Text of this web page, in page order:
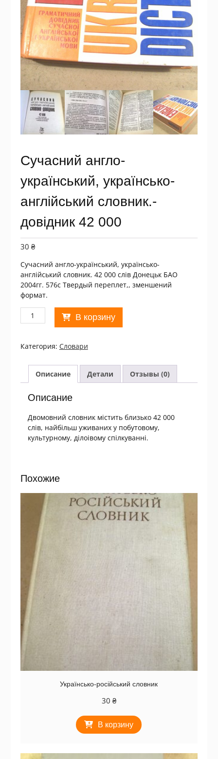
Сучасний англо-
український, українсько-
англійський словник.-
довідник 42 000
30 ₴
Сучасний англо-український, українсько-
англійський словник. 42 000 слів Донецьк БАО
2004гг. 576с Твердый переплет,, зменшений
формат.
Количество
товара
англо-
український,
українсько-
англійський
словник.-
довідник
000
В корзину
Категория: Словари
Описание Детали Отзывы (0)
Описание
Двомовний словник містить близько 42 000
слів, найбільш уживаних у побутовому,
культурному, ділоівому спілкуванні.
Похожие
Українсько-російський словник
30 ₴
В корзину